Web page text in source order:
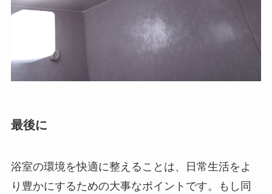
最後に
浴室の環境を快適に整えることは、日常生活をよ
り豊かにするための大事なポイントです。もし同